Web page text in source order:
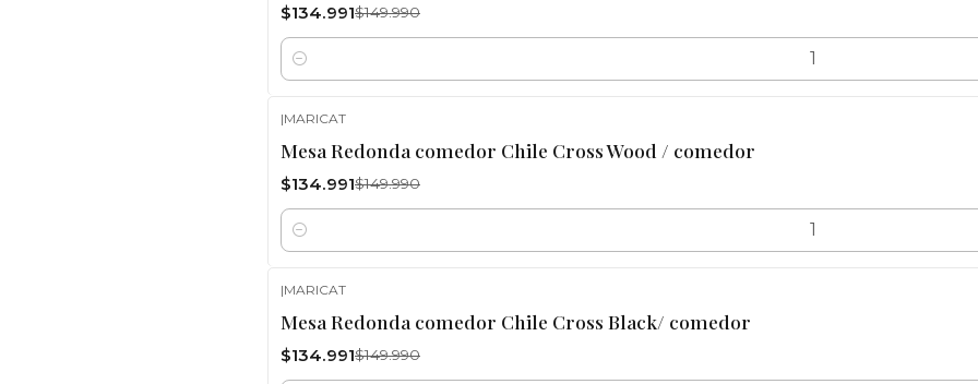
$134.991$149.990
Cantidad
|MARICAT
Mesa Redonda comedor Chile Cross Wood / comedor
$134.991$149.990
Cantidad
|MARICAT
Mesa Redonda comedor Chile Cross Black/ comedor
$134.991$149.990